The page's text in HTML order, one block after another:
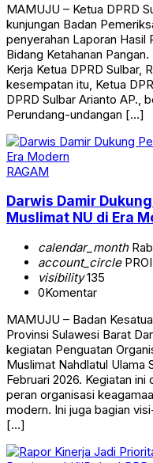
MAMUJU – Ketua DPRD
kunjungan Badan
penyerahan Laporan
Bidang Ketahanan
Kerja Ketua DPRD Sulbar,
kesempatan itu, Ketua
DPRD Sulbar Arianto AP.,
Perundang-undangan […]
RAGAM
Darwis Damir
Muslimat NU di Era
calendar_month
account_circle
visibility135
0Komentar
MAMUJU – Badan
Provinsi Sulawesi Barat
kegiatan Penguatan
Muslimat Nahdlatul Ulama
Februari 2026. Kegiatan
peran organisasi
modern. Ini juga bagian
[…]